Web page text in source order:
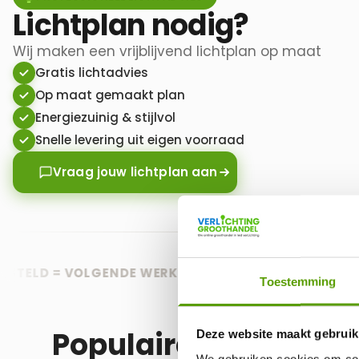
Toestemming
Deze website maakt
Lichtplan nodig?
Wij maken een vrijblijvend lichtplan op maat
Gratis lichtadvies
Op maat gemaakt plan
Energiezuinig & stijlvol
Snelle levering uit eigen voorraad
Vraag jouw lichtplan aan
= VOLGENDE WERKDAG IN HUIS 🟢 GRATIS
Populaire producten